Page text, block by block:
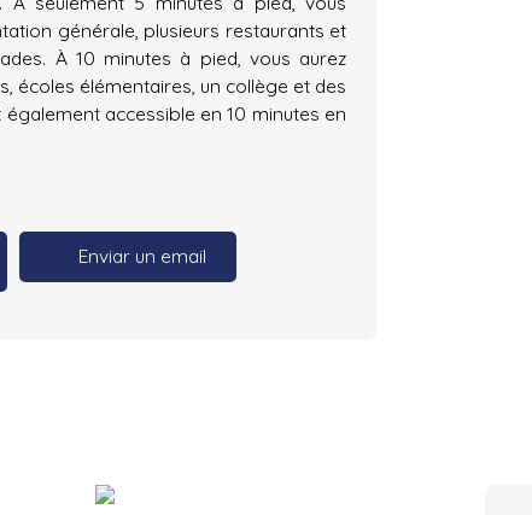
générale, plusieurs restaurants et
À 10 minutes à pied, vous aurez
écoles élémentaires, un collège et des
accessible en 10 minutes en
Enviar un email